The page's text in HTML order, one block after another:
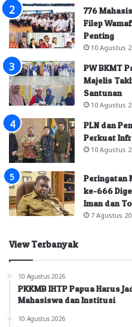
776
Filep
Penting
10 Agustus
PW BKMT
Majelis
Santunan
10 Agustus
PLN dan
Perkuat
10 Agustus
Peringatan
ke-666
Iman dan
7 Agustus
View Terbanyak
10 Agustus 2026
PKKMB IHTP Papua Harus
Mahasiswa dan Institusi
10 Agustus 2026